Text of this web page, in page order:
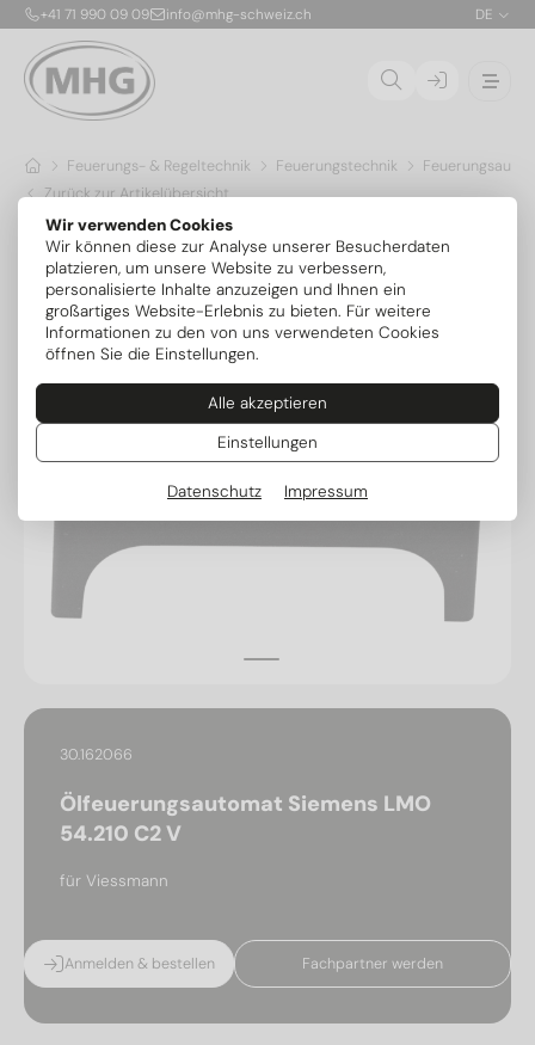
Wir verwenden Cookies
Wir können diese zur Analyse unserer Besucherdaten
platzieren, um unsere Website zu verbessern,
personalisierte Inhalte anzuzeigen und Ihnen ein
großartiges Website-Erlebnis zu bieten. Für weitere
Informationen zu den von uns verwendeten Cookies
öffnen Sie die Einstellungen.
Alle akzeptieren
Einstellungen
Datenschutz Impressum
+41 71 990 09 09 info@mhg-schweiz.ch DE
Feuerungs- & Regeltechnik Feuerungstechnik
Zurück zur Artikelübersicht
30.162066
Ölfeuerungsautomat Siemens LMO
54.210 C2 V
für Viessmann
Anmelden & bestellen Fachpartner werden